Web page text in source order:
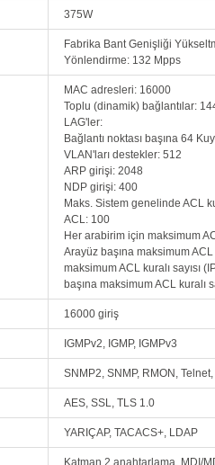
375W
Fabrika Bant Genişliği
Yönlendirme: 132 Mpps
MAC adresleri: 16000
Toplu (dinamik) bağlantılar:
LAG'ler:
Bağlantı noktası başına 64
VLAN'ları destekler: 512
ARP girişi: 2048
NDP girişi: 400
Maks. Sistem genelinde ACL
ACL: 100
Her arabirim için maksimum
Arayüz başına maksimum ACL
maksimum ACL kuralı sayısı
başına maksimum ACL kuralı
16000 giriş
IGMPv2, IGMP, IGMPv3
SNMP2, SNMP, RMON,
AES, SSL, TLS 1.0
YARIÇAP, TACACS+, LDAP
Katman 2 anahtarlama, MDI/